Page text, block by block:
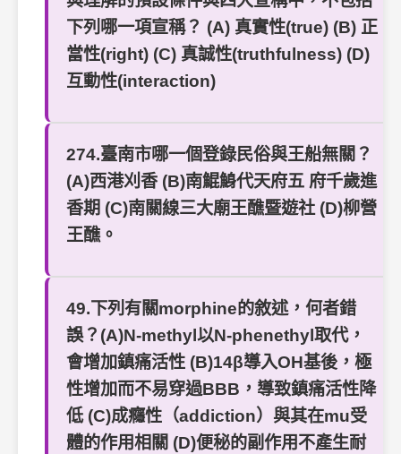
下列哪一項宣稱？ (A) 真實性(true) (B) 正
當性(right) (C) 真誠性(truthfulness) (D)
互動性(interaction)
274.臺南市哪一個登錄民俗與王船無關？
(A)西港刈香 (B)南鯤鯓代天府五 府千歲進
香期 (C)南關線三大廟王醮暨遊社 (D)柳營
王醮。
49.下列有關morphine的敘述，何者錯
誤？(A)N-methyl以N-phenethyl取代，
會增加鎮痛活性 (B)14β導入OH基後，極
性增加而不易穿過BBB，導致鎮痛活性降
低 (C)成癮性（addiction）與其在mu受
體的作用相關 (D)便秘的副作用不產生耐